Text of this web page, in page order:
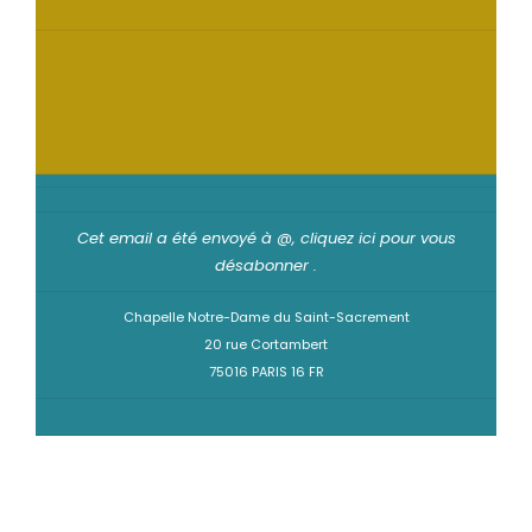
Cet email a été envoyé à @, cliquez ici pour vous
désabonner .
Chapelle Notre-Dame du Saint-Sacrement
20 rue Cortambert
75016 PARIS 16 FR